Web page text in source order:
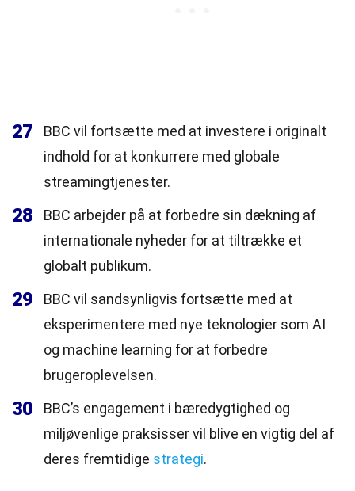
27
BBC vil fortsætte med at investere i originalt
indhold for at konkurrere med globale
streamingtjenester.
28
BBC arbejder på at forbedre sin dækning af
internationale nyheder for at tiltrække et
globalt publikum.
29
BBC vil sandsynligvis fortsætte med at
eksperimentere med nye teknologier som AI
og machine learning for at forbedre
brugeroplevelsen.
30
BBC’s engagement i bæredygtighed og
miljøvenlige praksisser vil blive en vigtig del af
deres fremtidige strategi.